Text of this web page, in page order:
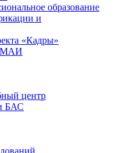
образование
и
«Кадры»
МАИ
центр
БАС